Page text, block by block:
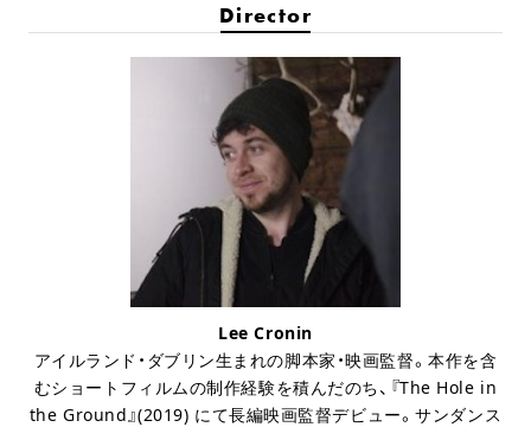
Director
Lee Cronin
アイルランド・ダブリン生まれの脚本家・映画監督。本作を含
むショートフィルムの制作経験を積んだのち、『The Hole in
the Ground』(2019) にて長編映画監督デビュー。サンダンス